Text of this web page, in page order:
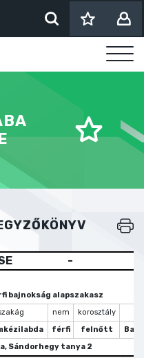
-
bajnokság alapszakasz
nem korosztály
férfi felnőtt
Sándorhegy tanya 2